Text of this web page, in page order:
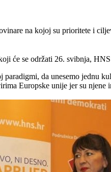
na kojoj su prioritete i
će se održati 26. svibnja,
da unesemo jednu
Europske unije jer su